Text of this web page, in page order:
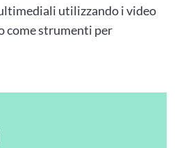
utilizzando i video
come strumenti per